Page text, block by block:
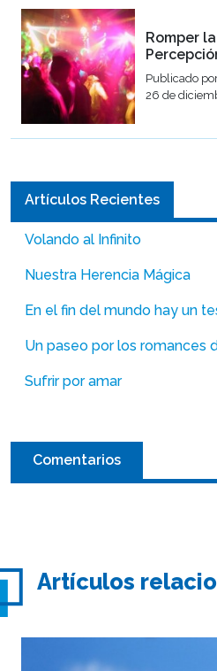
Romper
Publicado
26 de
Artículos Recientes
Volando al Infinito
Nuestra Herencia Mágica
En el fin del mundo hay un
Un paseo por los romances
Sufrir por amar
Comentarios
Artículos